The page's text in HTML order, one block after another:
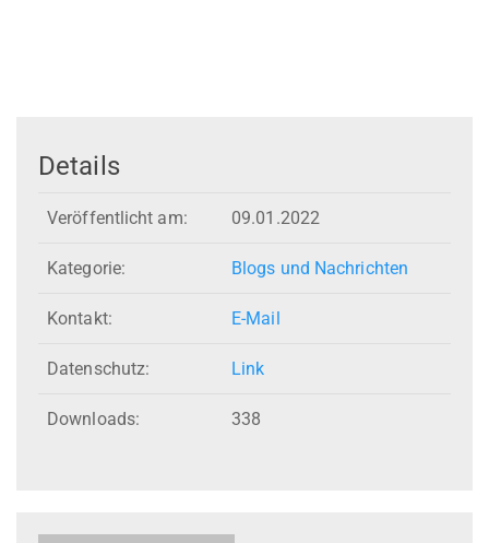
Details
Veröffentlicht am: 09.01.2022
Kategorie: Blogs und Nachrichten
Kontakt: E-Mail
Datenschutz: Link
Downloads: 338